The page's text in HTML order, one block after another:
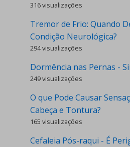
316 visualizações
Tremor de Frio: Quando
Condição Neurológica?
294 visualizações
Dormência nas Pernas -
249 visualizações
O que Pode Causar
Cabeça e Tontura?
165 visualizações
Cefaleia Pós-raqui - É